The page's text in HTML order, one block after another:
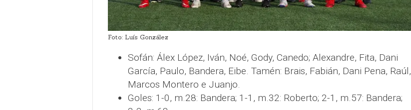
Foto: Luís González
Sofán: Álex López, Iván, Noé, Gody, Canedo; Alexandre, Fita, Dani
García, Paulo, Bandera, Eibe. Tamén: Brais, Fabián, Dani Pena, Raúl,
Marcos Montero e Juanjo.
Goles: 1-0, m.28: Bandera; 1-1, m.32: Roberto; 2-1, m.57: Bandera;